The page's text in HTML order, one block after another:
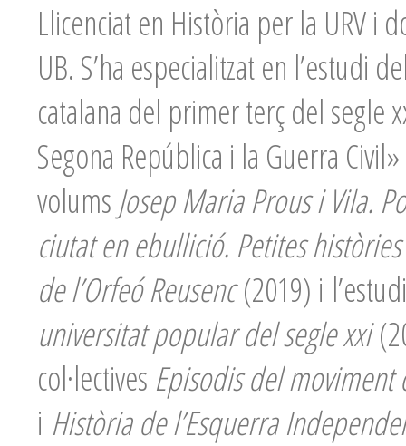
Llicenciat en Història per la URV i
UB. S’ha especialitzat en l’estudi
catalana del primer terç del segle
Segona República i la Guerra
volums Josep Maria Prous i Vila.
ciutat en ebullició. Petites
de l’Orfeó Reusenc(2019) i
universitat popular del segle xxi
col·lectives Episodis del moviment
i Història de l’Esquerra